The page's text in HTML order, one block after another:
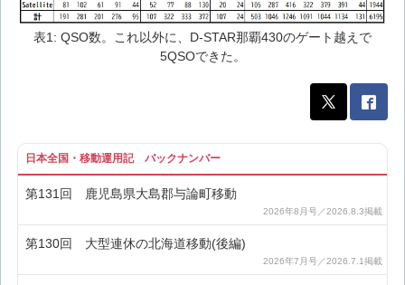
表1: QSO数。これ以外に、D-STAR那覇430のゲート越えで
5QSOできた。
日本全国・移動運用記 バックナンバー
第131回 鹿児島県大島郡与論町移動
第130回 大型連休の北海道移動(後編)